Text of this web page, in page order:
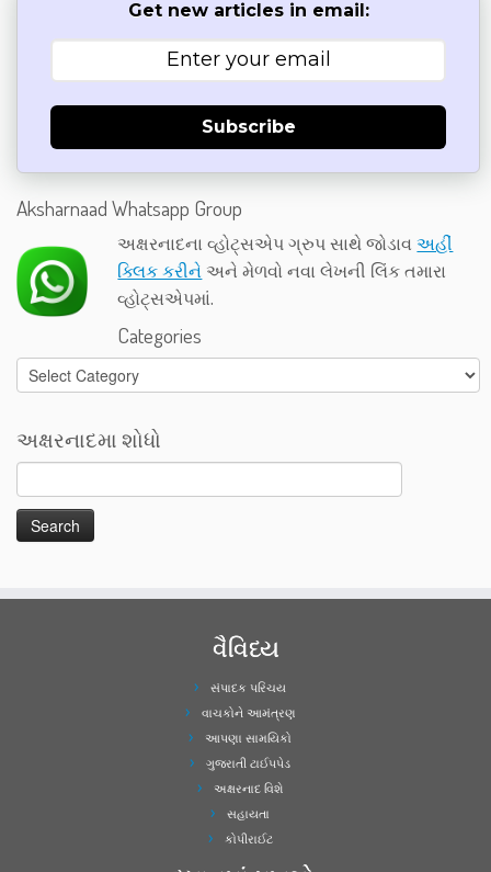
Get new articles in email:
Subscribe
Aksharnaad Whatsapp Group
અક્ષરનાદના વ્હોટ્સએપ ગ્રુપ સાથે જોડાવઅહીં
ક્લિક કરીને અને મેળવો નવા લેખની લિંક તમારા
વ્હોટ્સએપમાં.
Categories
Categories
અક્ષરનાદમા શોધો
વૈવિધ્ય
સંપાદક પરિચય
વાચકોને આમંત્રણ
આપણા સામયિકો
ગુજરાતી ટાઈપપેડ
અક્ષરનાદ વિશે
સહાયતા
કોપીરાઈટ